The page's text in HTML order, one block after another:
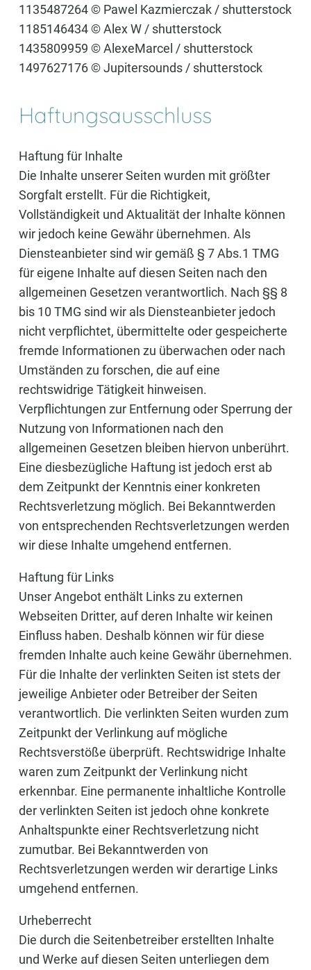
1135487264 © Pawel Kazmierczak / shutterstock
1185146434 © Alex W / shutterstock
1435809959 © AlexeMarcel / shutterstock
1497627176 © Jupitersounds / shutterstock
Haftungsausschluss
Haftung für Inhalte
Die Inhalte unserer Seiten wurden mit größter
Sorgfalt erstellt. Für die Richtigkeit,
Vollständigkeit und Aktualität der Inhalte können
wir jedoch keine Gewähr übernehmen. Als
Diensteanbieter sind wir gemäß § 7 Abs.1 TMG
für eigene Inhalte auf diesen Seiten nach den
allgemeinen Gesetzen verantwortlich. Nach §§ 8
bis 10 TMG sind wir als Diensteanbieter jedoch
nicht verpflichtet, übermittelte oder gespeicherte
fremde Informationen zu überwachen oder nach
Umständen zu forschen, die auf eine
rechtswidrige Tätigkeit hinweisen.
Verpflichtungen zur Entfernung oder Sperrung der
Nutzung von Informationen nach den
allgemeinen Gesetzen bleiben hiervon unberührt.
Eine diesbezügliche Haftung ist jedoch erst ab
dem Zeitpunkt der Kenntnis einer konkreten
Rechtsverletzung möglich. Bei Bekanntwerden
von entsprechenden Rechtsverletzungen werden
wir diese Inhalte umgehend entfernen.
Haftung für Links
Unser Angebot enthält Links zu externen
Webseiten Dritter, auf deren Inhalte wir keinen
Einfluss haben. Deshalb können wir für diese
fremden Inhalte auch keine Gewähr übernehmen.
Für die Inhalte der verlinkten Seiten ist stets der
jeweilige Anbieter oder Betreiber der Seiten
verantwortlich. Die verlinkten Seiten wurden zum
Zeitpunkt der Verlinkung auf mögliche
Rechtsverstöße überprüft. Rechtswidrige Inhalte
waren zum Zeitpunkt der Verlinkung nicht
erkennbar. Eine permanente inhaltliche Kontrolle
der verlinkten Seiten ist jedoch ohne konkrete
Anhaltspunkte einer Rechtsverletzung nicht
zumutbar. Bei Bekanntwerden von
Rechtsverletzungen werden wir derartige Links
umgehend entfernen.
Urheberrecht
Die durch die Seitenbetreiber erstellten Inhalte
und Werke auf diesen Seiten unterliegen dem